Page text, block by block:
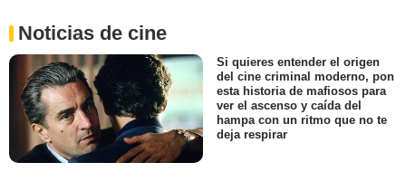
Noticias de cine
Si quieres entender el origen
del cine criminal moderno, pon
esta historia de mafiosos para
ver el ascenso y caída del
hampa con un ritmo que no te
deja respirar